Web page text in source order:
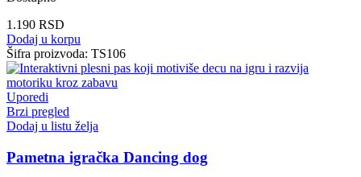
1.190 RSD
Dodaj u korpu
Šifra proizvoda: TS106
Uporedi
Brzi pregled
Dodaj u listu želja
Pametna igračka Dancing dog